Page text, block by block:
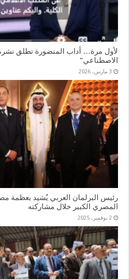
لأول مرة… أداب المنضورة تطلق نشرة
الاصطناعي”
3 مارس، 2026
رئيس البرلمان العربي يُشيد بعظمة
المصري الكبير خلال مشاركته
2 نوفمبر، 2025